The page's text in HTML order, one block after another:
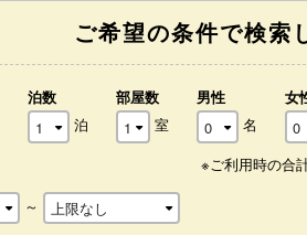
ご希望の条件で検索
泊数
泊
部屋数
室
男性
名
女
※ご利用時の合
～